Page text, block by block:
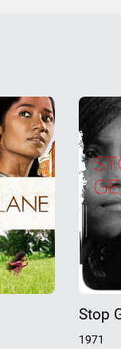
Stop
1971